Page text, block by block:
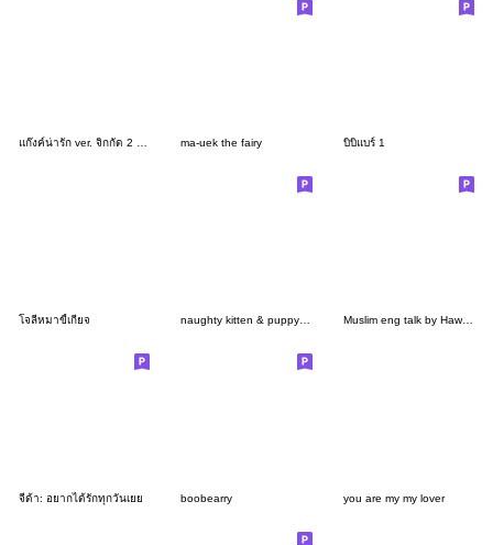
ma-uek the fairy บิบิแบร์ 1
โจลี่หมาขี้เกียจ naughty kitten & puppy (FFG) Muslim eng talk by Hawa H.
จีด้า: อยากได้รักทุกวันเยย boobearry you are my my lover